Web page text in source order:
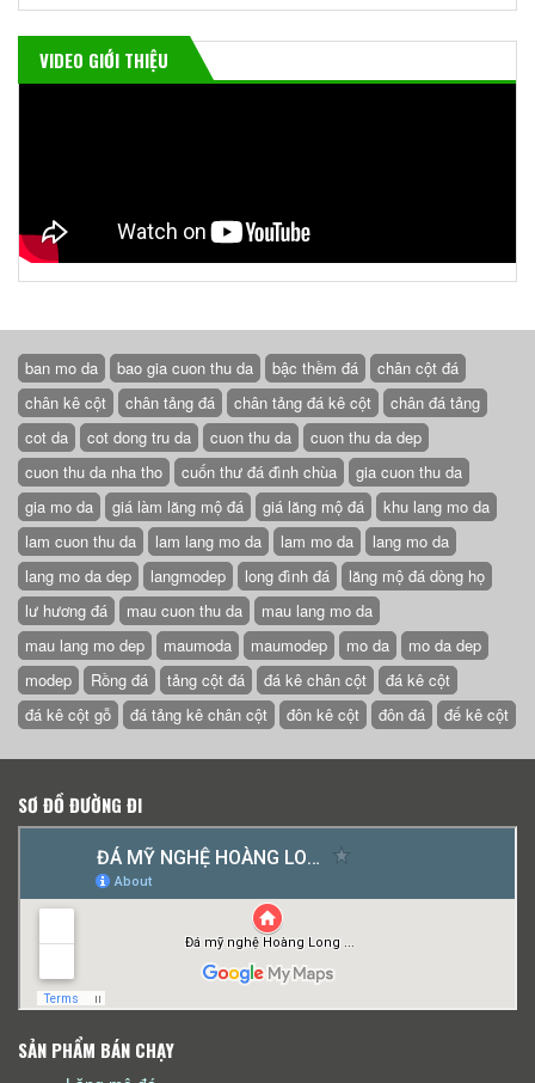
VIDEO GIỚI THIỆU
ban mo da bao gia cuon thu da bậc thềm đá
chân cột đá
chân kê cột
chân tảng đá chân tảng đá kê cột
chân đá tảng
cot da
cot dong tru da cuon thu da
cuon thu da dep
cuon thu da nha tho
cuốn thư đá đình chùa
gia cuon thu da
gia mo da
giá làm lăng mộ đá giá lăng mộ đá
khu lang mo da
lam cuon thu da
lam lang mo da lam mo da
lang mo da
lang mo da dep
langmodep long đình đá
lăng mộ đá dòng họ
lư hương đá
mau cuon thu da
mau lang mo da
mau lang mo dep
maumoda maumodep mo da
mo da dep
modep
Rồng đá tảng cột đá đá kê chân cột
đá kê cột
đá kê cột gỗ
đá tảng kê chân cột đôn kê cột đôn đá đế kê cột
SƠ ĐỒ ĐƯỜNG ĐI
SẢN PHẨM BÁN CHẠY